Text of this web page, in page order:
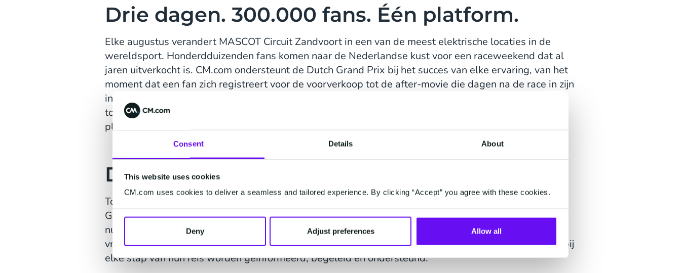
Consent Details About
This website uses cookies
CM.com uses cookies to deliver a seamless and tailored experience. By clicking “Accept” you agree with these cookies.
Deny Adjust preferences Allow all
Drie dagen. 300.000 fans. Één platform.
Elke augustus verandert MASCOT Circuit Zandvoort in een van de meest elektrische locaties in de
wereldsport. Honderdduizenden fans komen naar de Nederlandse kust voor een raceweekend dat al
jaren uitverkocht is. CM.com ondersteunt de Dutch Grand Prix bij het succes van elke ervaring, van het
moment dat een fan zich registreert voor de voorverkoop tot de after-movie die dagen na de race in zijn
inbox belandt. Vijf jaar later is de samenwerking tussen CM.com en de Dutch Grand Prix uitgegroeid
tot iets veel groters dan één enkel product: een volledig verbonden fanreis, aangedreven door één
platform, gebouwd op data die bij elke editie rijker wordt.
De Uitdaging
Toen de Formula 1® in 2021 voor het eerst in 36 jaar terugkeerde naar Nederland, stond de Dutch
Grand Prix voor een uitdaging die de meeste evenementen niet kennen: de volledige fanervaring van
nul opbouwen, zonder bestaande systemen, zonder historische data en zonder ruimte voor fouten. De
vraag was buitengewoon groot, tickets waren direct uitverkocht en honderdduizenden fans moesten bij
elke stap van hun reis worden geïnformeerd, begeleid en ondersteund.